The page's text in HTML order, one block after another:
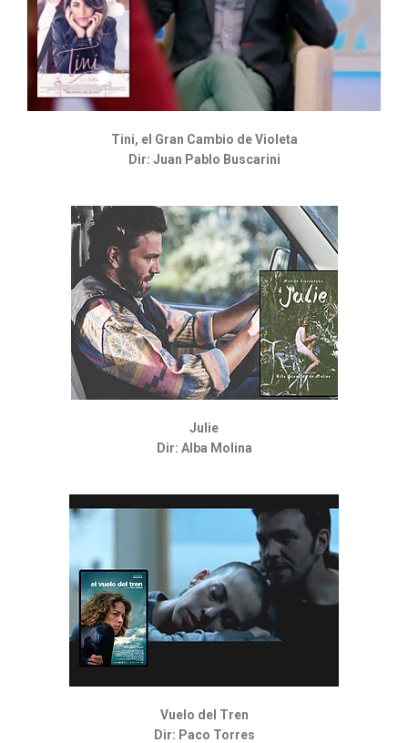
Tini, el Gran Cambio de Violeta
Dir: Juan Pablo Buscarini
Julie
Dir: Alba Molina
Vuelo del Tren
Dir: Paco Torres